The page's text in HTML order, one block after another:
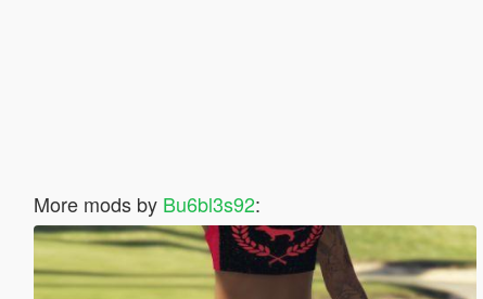
More mods by Bu6bl3s92: